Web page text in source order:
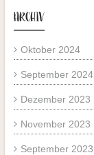
ARCHIV
Oktober 2024
September 2024
Dezember 2023
November 2023
September 2023